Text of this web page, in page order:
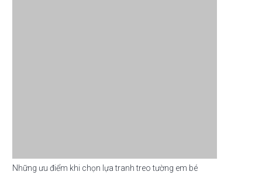
Những ưu điểm khi chọn lựa tranh treo tường em bé